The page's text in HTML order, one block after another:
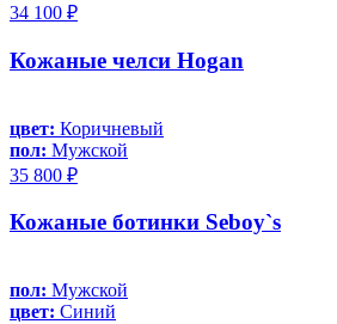
34 100 ₽
Кожаные челси Hogan
цвет: Коричневый
пол: Мужской
35 800 ₽
Кожаные ботинки Seboy`s
пол: Мужской
цвет: Синий